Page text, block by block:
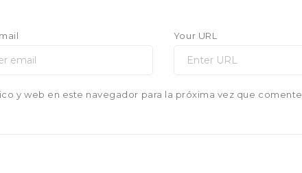
Your URL
y web en este navegador para la próxima vez que comente.